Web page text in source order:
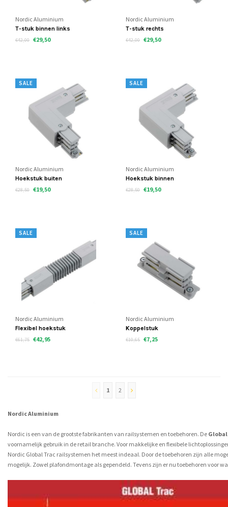
Nordic Aluminium
T-stuk binnen links
€42,00 €29,50
Nordic Aluminium
T-stuk rechts
€42,00 €29,50
SALE
Nordic Aluminium
Hoekstuk buiten
€28,50 €19,50
SALE
Nordic Aluminium
Hoekstuk binnen
€28,50 €19,50
SALE
Nordic Aluminium
Flexibel hoekstuk
€61,75 €42,95
SALE
Nordic Aluminium
Koppelstuk
€10,65 €7,25
1 2
Nordic Aluminium
Nordic is een van de grootste fabrikanten van railsystemen en toebehoren. De
voornamelijk gebruik in de retail branche. Voor makkelijke en flexibele
Nordic Global Trac railsystemen het meest indeaal. Door de toebehoren zijn alle
mogelijk. Zowel plafondmontage als gependeld. Tevens zijn er nu toebehoren voor